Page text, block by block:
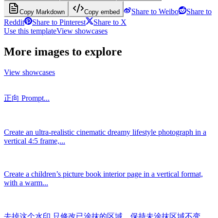
Copy Markdown Copy embed Share to Weibo
Share to
Reddit
Share to Pinterest
Share to X
Use this templateView showcases
More images to explore
View showcases
正向 Prompt...
Create an ultra-realistic cinematic dreamy lifestyle photograph in a
vertical 4:5 frame,...
Create a children’s picture book interior page in a vertical format,
with a warm...
去掉这个水印 只修改已涂抹的区域。保持未涂抹区域不变，